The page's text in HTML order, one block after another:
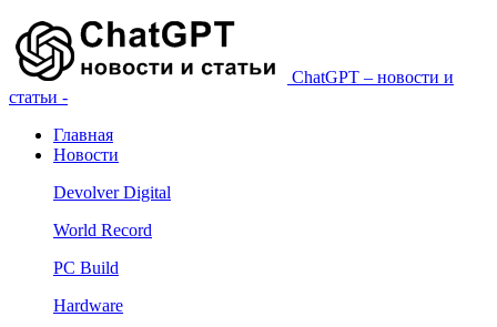
ChatGPT – новости и
статьи -
Главная
Новости
Devolver Digital
World Record
PC Build
Hardware